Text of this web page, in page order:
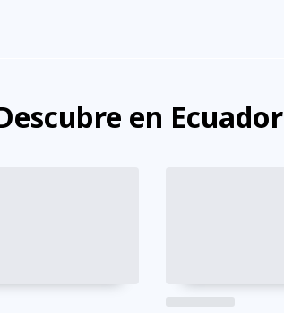
en Ecuador